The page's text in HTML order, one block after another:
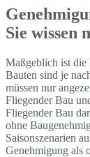
Sie wissen
Maßgeblich ist
Bauten sind je
müssen nur
Fliegender Bau
Fliegender Bau
ohne
Saisonszenarien
Genehmigung als